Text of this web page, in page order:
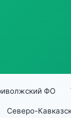
ФО
Северо-